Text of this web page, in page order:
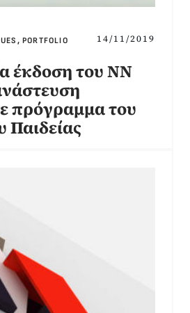
,PORTFOLIO 14/11/2019
έκδοση του ΝΝ
πρόγραμμα του
Παιδείας